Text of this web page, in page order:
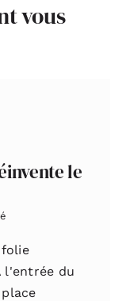
vous
le
l'entrée du